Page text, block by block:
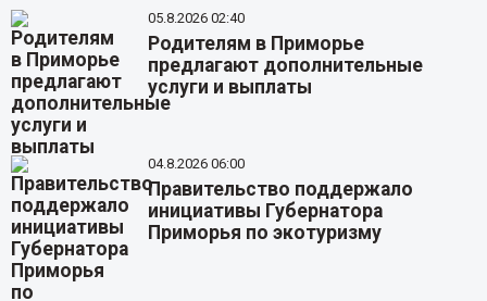
05.8.2026 02:40
Родителям в Приморье
предлагают дополнительные
услуги и выплаты
04.8.2026 06:00
Правительство поддержало
инициативы Губернатора
Приморья по экотуризму